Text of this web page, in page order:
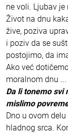
ne voli. Ljubav je
Život na dnu
žive, poziva
i poziv da se
postojimo, da
Ako već
moralnom dnu ...
Da li tonemo svi
mislimo
Dno u ovom
hladnog srca.